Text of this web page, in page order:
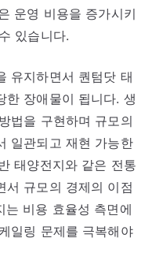
운영 비용을 증가시키
있습니다.
유지하면서 퀀텀닷 태
한 장애물이 됩니다. 생
법을 구현하며 규모의
일관되고 재현 가능한
태양전지와 같은 전통
서 규모의 경제의 이점
는 비용 효율성 측면에
일링 문제를 극복해야